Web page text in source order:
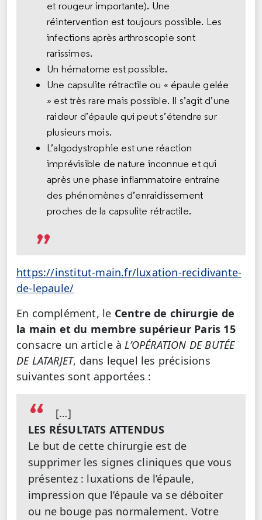
et rougeur importante). Une
réintervention est toujours possible. Les
infections après arthroscopie sont
rarissimes.
Un hématome est possible.
Une capsulite rétractile ou « épaule gelée
» est très rare mais possible. Il s’agit d’une
raideur d’épaule qui peut s’étendre sur
plusieurs mois.
L’algodystrophie est une réaction
imprévisible de nature inconnue et qui
après une phase inflammatoire entraine
des phénomènes d’enraidissement
proches de la capsulite rétractile.
https://institut-main.fr/luxation-recidivante-
de-lepaule/
En complément, le Centre de chirurgie de
la main et du membre supérieur Paris 15
consacre un article àL’OPÉRATION DE BUTÉE
DE LATARJET, dans lequel les précisions
suivantes sont apportées :
[…]
LES RÉSULTATS ATTENDUS
Le but de cette chirurgie est de
supprimer les signes cliniques que vous
présentez : luxations de l’épaule,
impression que l’épaule va se déboiter
ou ne bouge pas normalement. Votre